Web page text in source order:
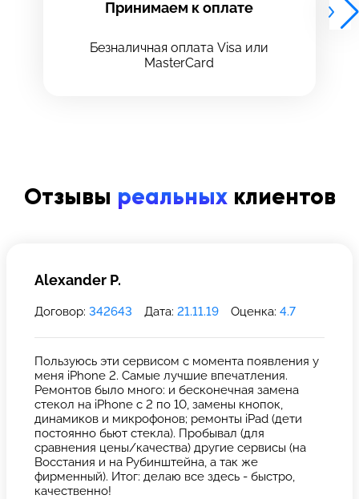
Принимаем к оплате
Безналичная оплата Visa или
MasterCard
Отзывы реальныхклиентов
Alexander P.
Договор: 342643 Дата: 21.11.19 Оценка: 4.7
Пользуюсь эти сервисом с момента появления у
меня iPhone 2. Самые лучшие впечатления.
Ремонтов было много: и бесконечная замена
стекол на iPhone с 2 по 10, замены кнопок,
динамиков и микрофонов; ремонты iPad (дети
постоянно бьют стекла). Пробывал (для
сравнения цены/качества) другие сервисы (на
Восстания и на Рубинштейна, а так же
фирменный). Итог: делаю все здесь - быстро,
качественно!
8 Красноармейская, 18